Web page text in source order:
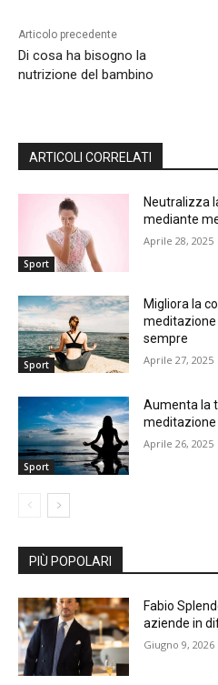
Articolo precedente
Di cosa ha bisogno la
nutrizione del bambino
ARTICOLI CORRELATI
Sport
Neutralizza
mediante
Aprile 28, 2025
Sport
Migliora la
sempre
Aprile 27, 2025
Sport
Aumenta la
meditazione
Aprile 26, 2025
PIÙ POPOLARI
Fabio
aziende in
Giugno 9, 2026